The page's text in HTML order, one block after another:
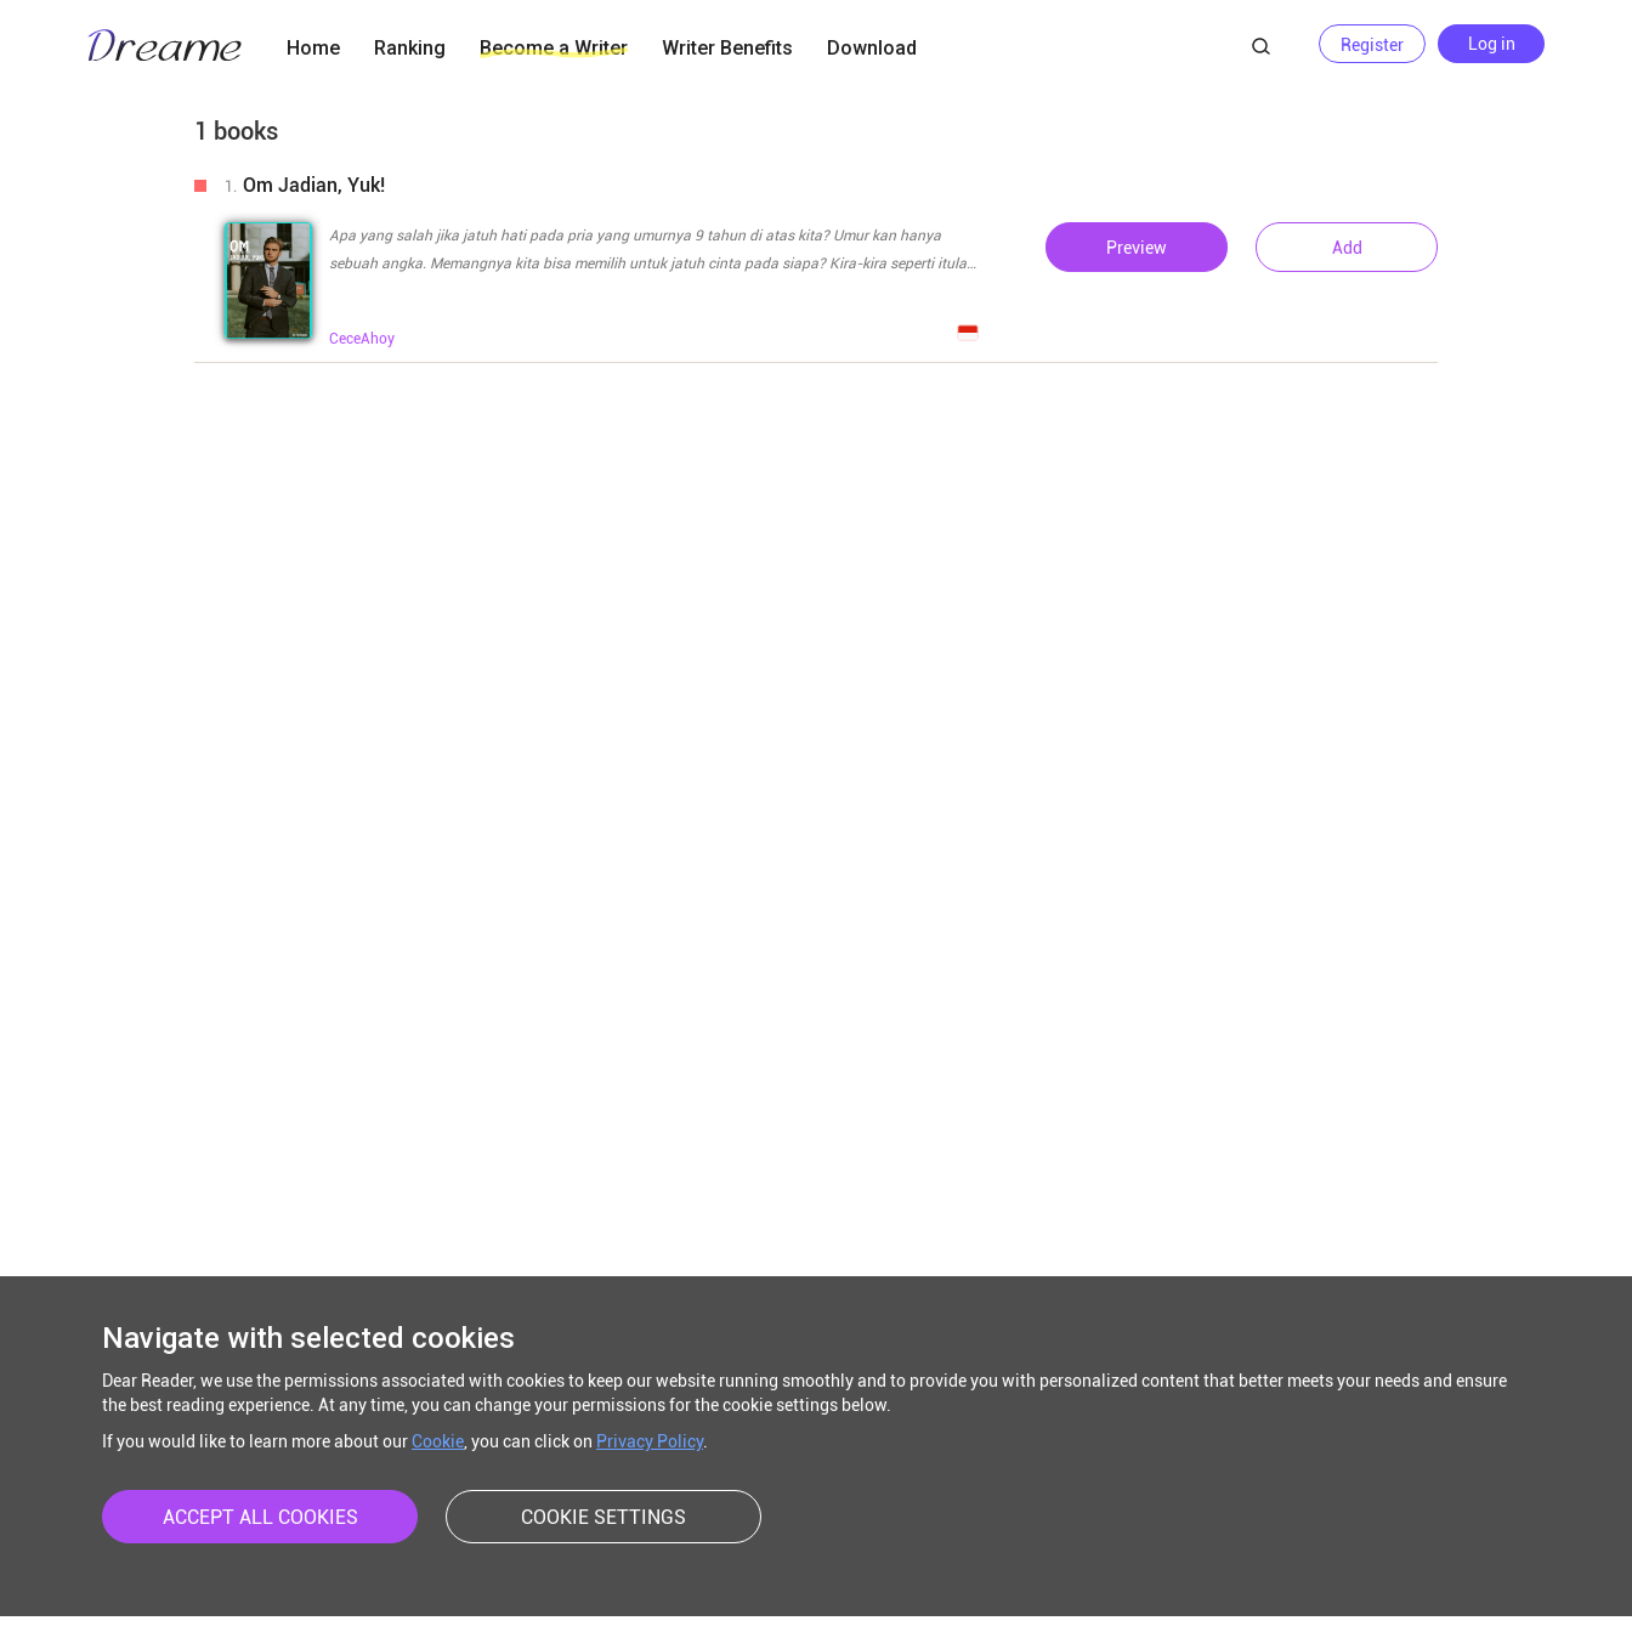
Register Log in
Home Ranking Become a Writer Writer Benefits Download
1 books
1. Om Jadian, Yuk!
Apa yang salah jika jatuh hati pada pria yang umurnya 9 tahun di atas kita? Umur kan hanya
sebuah angka. Memangnya kita bisa memilih untuk jatuh cinta pada siapa? Kira-kira seperti itulah
Aurora saat pertama bertemu dengannya, hot. Om-om tampan, tinggi, bertubuh kekar dan terlihat
CeceAhoy
Preview Add
Navigate with selected cookies
Dear Reader, we use the permissions associated with cookies to keep our website running smoothly and to provide you with personalized content that better meets your needs and ensure
the best reading experience. At any time, you can change your permissions for the cookie settings below.
If you would like to learn more about ourCookie , you can click on Privacy Policy.
ACCEPT ALL COOKIES COOKIE SETTINGS